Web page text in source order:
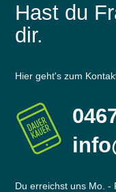
Hast du
dir.
Hier geht's zum
Du erreichst uns Mo. -